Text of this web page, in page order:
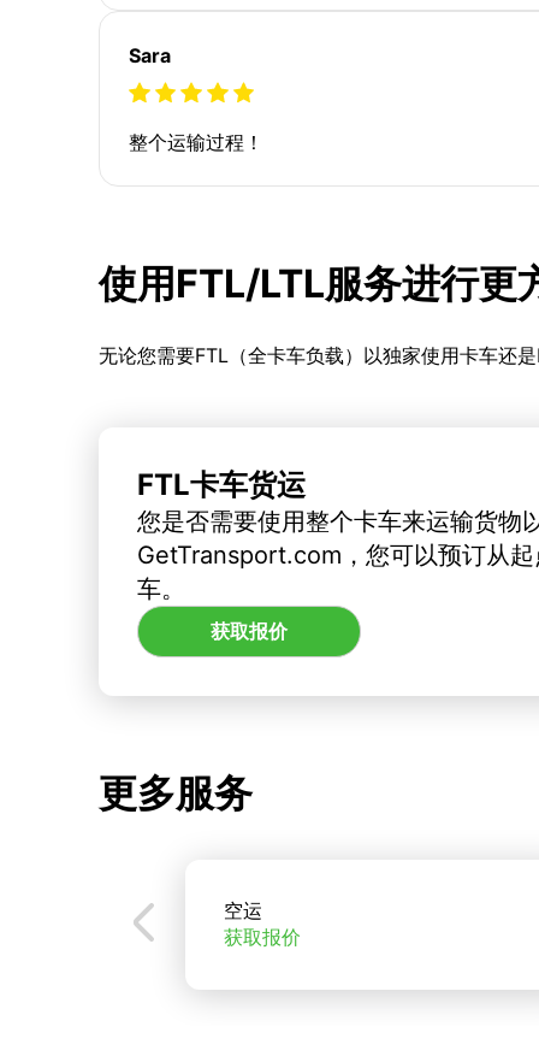
Sara
整个运输过程！
使用FTL/LTL服务进行更
无论您需要FTL（全卡车负载）以独家使用卡车还
FTL卡车货运
您是否需要使用整个卡车来运输货物
GetTransport.com，您可以预订从
车。
获取报价
更多服务
空运
获取报价